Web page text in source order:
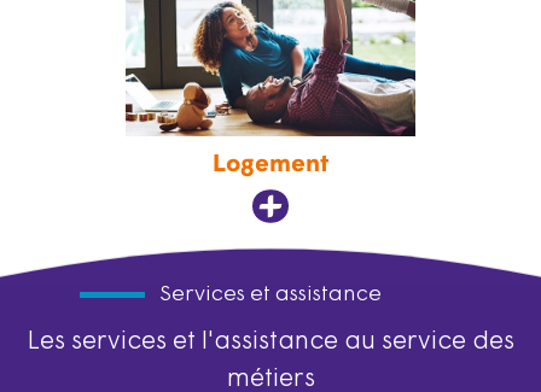
Logement
Services et assistance
Les services et l'assistance au service des
métiers